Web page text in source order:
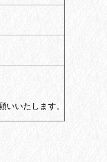
いたします。